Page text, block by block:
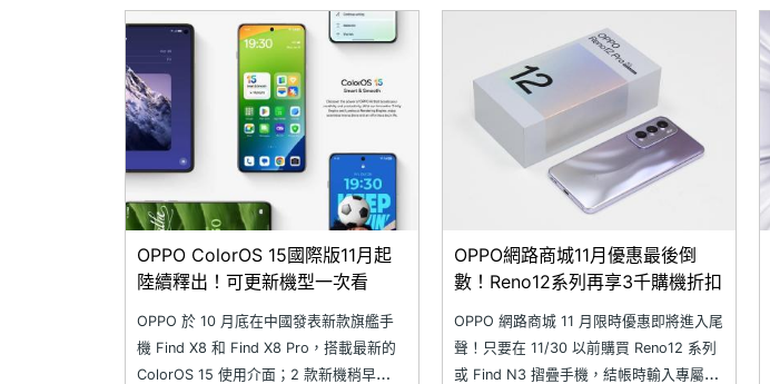
合作維修店家更換 OPPO Reno 系列手
少費用？更換螢幕又要花多少錢？讓
OPPO ColorOS 15國際版11月起
陸續釋出！可更新機型一次看
OPPO 於 10 月底在中國發表新款旗艦手
機 Find X8 和 Find X8 Pro，搭載最新的
ColorOS 15 使用介面；2 款新機稍早
OPPO網路商城11月優惠最後倒
數！Reno12系列再享3千購機折扣
OPPO 網路商城 11 月限時優惠即將進入尾
聲！只要在 11/30 以前購買 Reno12 系列
或 Find N3 摺疊手機，結帳時輸入專屬優